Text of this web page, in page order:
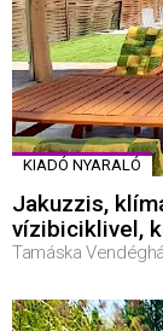
KIADÓ NYARALÓ
Jakuzzis,
vízibiciklivel,
Tamáska